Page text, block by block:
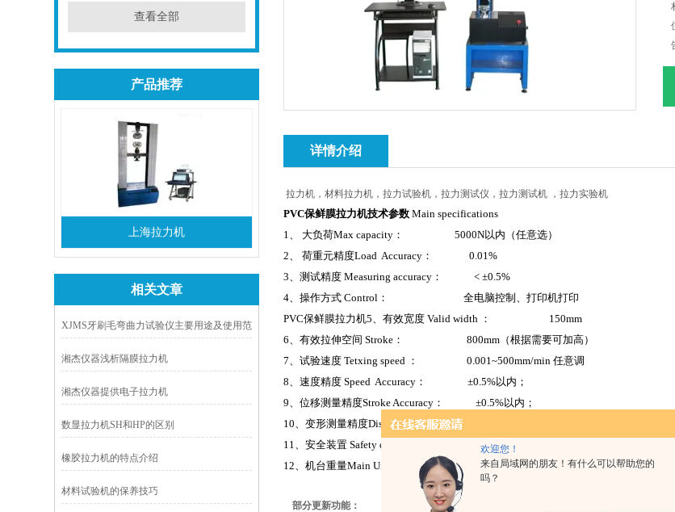
欢迎您！
来自局域网的朋友！有什么可以帮助您的
吗？
查看全部
产品推荐
上海拉力机
相关文章
XJMS牙刷毛弯曲力试验仪主要用途及使用范
湘杰仪器浅析隔膜拉力机
湘杰仪器提供电子拉力机
数显拉力机SH和HP的区别
橡胶拉力机的特点介绍
材料试验机的保养技巧
详情介绍
拉力机，材料拉力机，拉力试验机，拉力测试仪，拉力测试机 ，拉力实验机
PVC保鲜膜拉力机技术参数 Main specifications
1、 大负荷Max capacity： 5000N以内（任意选）
2、 荷重元精度Load Accuracy： 0.01%
3、测试精度 Measuring accuracy： < ±0.5%
4、操作方式 Control： 全电脑控制、打印机打印
PVC保鲜膜拉力机5、有效宽度 Valid width ： 150mm
6、有效拉伸空间 Stroke： 800mm（根据需要可加高）
7、试验速度 Tetxing speed ： 0.001~500mm/min 任意调
8、速度精度 Speed Accuracy： ±0.5%以内；
9、位移测量精度Stroke Accuracy： ±0.5%以内；
10、变形测量精度Displacement Accuracy：±0.5%以内
11、安全装置 Safety device： 电子限位保护，紧急停止键 Safeguard stroke
12、机台重量Main Unit Weight ： 约85kg
部分更新功能：